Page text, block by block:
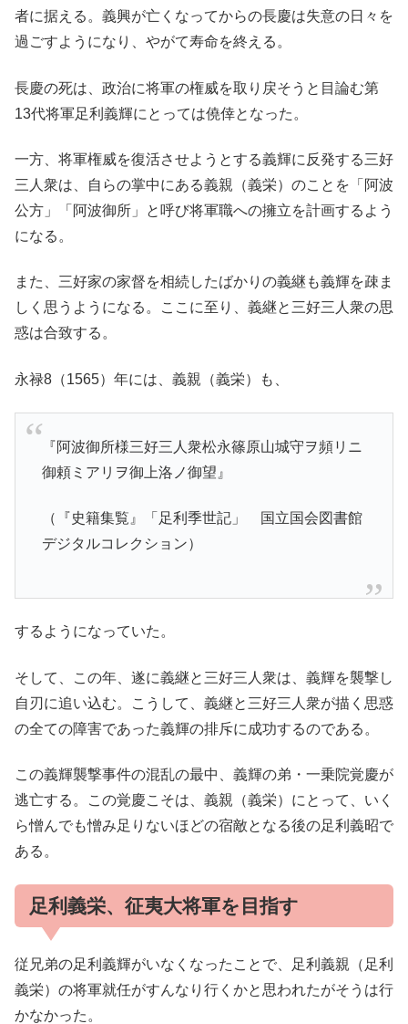
者に据える。義興が亡くなってからの長慶は失意の日々を
過ごすようになり、やがて寿命を終える。
長慶の死は、政治に将軍の権威を取り戻そうと目論む第
13代将軍足利義輝にとっては僥倖となった。
一方、将軍権威を復活させようとする義輝に反発する三好
三人衆は、自らの掌中にある義親（義栄）のことを「阿波
公方」「阿波御所」と呼び将軍職への擁立を計画するよう
になる。
また、三好家の家督を相続したばかりの義継も義輝を疎ま
しく思うようになる。ここに至り、義継と三好三人衆の思
惑は合致する。
永禄8（1565）年には、義親（義栄）も、
『阿波御所様三好三人衆松永篠原山城守ヲ頻リニ
御頼ミアリヲ御上洛ノ御望』
（『史籍集覧』「足利季世記」 国立国会図書館
デジタルコレクション）
するようになっていた。
そして、この年、遂に義継と三好三人衆は、義輝を襲撃し
自刃に追い込む。こうして、義継と三好三人衆が描く思惑
の全ての障害であった義輝の排斥に成功するのである。
この義輝襲撃事件の混乱の最中、義輝の弟・一乗院覚慶が
逃亡する。この覚慶こそは、義親（義栄）にとって、いく
ら憎んでも憎み足りないほどの宿敵となる後の足利義昭で
ある。
足利義栄、征夷大将軍を目指す
従兄弟の足利義輝がいなくなったことで、足利義親（足利
義栄）の将軍就任がすんなり行くかと思われたがそうは行
かなかった。